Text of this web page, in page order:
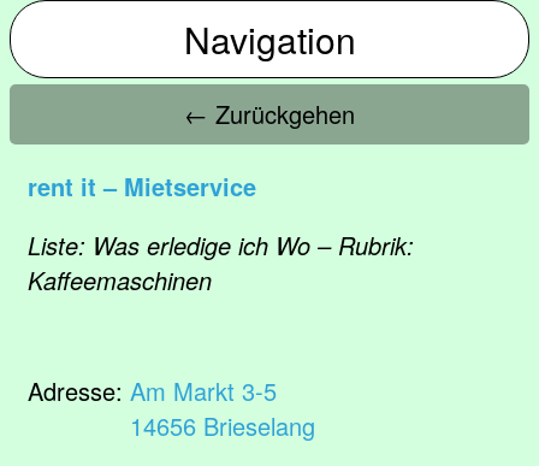
Navigation
← Zurückgehen
rent it – Mietservice
Liste: Was erledige ich Wo – Rubrik:
Kaffeemaschinen
Adresse: Am Markt 3-5
14656 Brieselang